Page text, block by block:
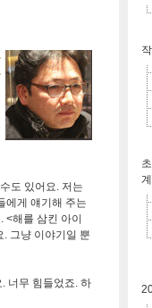
도 있어요. 저는
에게 얘기해 주는
해를 삼킨 아이
그냥 이야기일 뿐
너무 힘들었죠. 하